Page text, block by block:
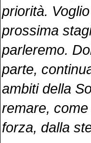
priorità.
prossima
parleremo.
parte,
ambiti della
remare,
forza, dalla